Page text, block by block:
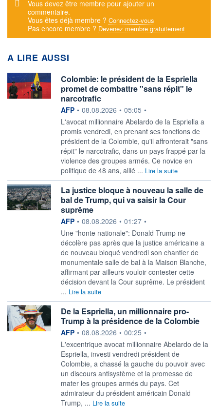
Message d'alerte
Vous devez être membre pour ajouter un
commentaire.
Vous êtes déjà membre ? Connectez-vous
Pas encore membre ? Devenez membre gratuitement
A LIRE AUSSI
Colombie: le président de la Espriella
promet de combattre "sans répit" le
narcotrafic
information fournie par
AFP • 08.08.2026 • 05:05 •
L'avocat millionnaire Abelardo de la Espriella a
promis vendredi, en prenant ses fonctions de
président de la Colombie, qu'il affronterait "sans
répit" le narcotrafic, dans un pays frappé par la
violence des groupes armés. Ce novice en
politique de 48 ans, allié ... Lire la suite
La justice bloque à nouveau la salle de
bal de Trump, qui va saisir la Cour
suprême
information fournie par
AFP • 08.08.2026 • 01:27 •
Une "honte nationale": Donald Trump ne
décolère pas après que la justice américaine a
de nouveau bloqué vendredi son chantier de
monumentale salle de bal à la Maison Blanche,
affirmant par ailleurs vouloir contester cette
décision devant la Cour suprême. Le président
... Lire la suite
De la Espriella, un millionnaire pro-
Trump à la présidence de la Colombie
information fournie par
AFP • 08.08.2026 • 00:25 •
L'excentrique avocat millionnaire Abelardo de la
Espriella, investi vendredi président de
Colombie, a chassé la gauche du pouvoir avec
un discours antisystème et la promesse de
mater les groupes armés du pays. Cet
admirateur du président américain Donald
Trump, ... Lire la suite